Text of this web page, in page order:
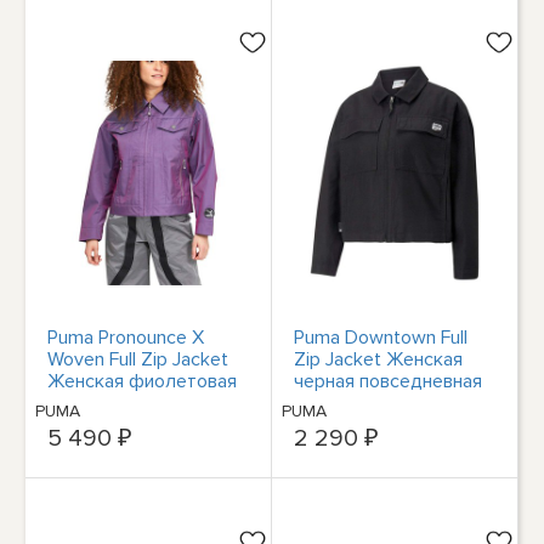
Puma Pronounce X
Woven Full Zip Jacket
Женская фиолетовая
повседневная
спортивная верхняя
одежда 5
PUMA
5 490 ₽
Puma Downtown Full
Zip Jacket Женская
черная повседневная
спортивная верхняя
одежда 53837301
PUMA
2 290 ₽